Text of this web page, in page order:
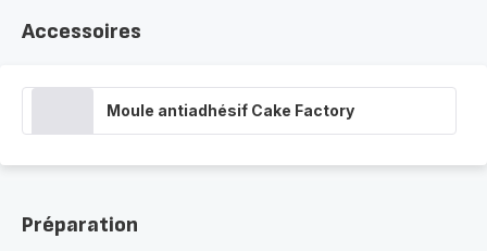
Accessoires
Moule antiadhésif Cake Factory
Préparation